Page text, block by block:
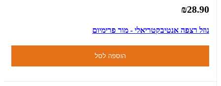
₪28.90
נוזל רצפה אנטיבקטריאלי - מור פרימיום
הוספה לסל